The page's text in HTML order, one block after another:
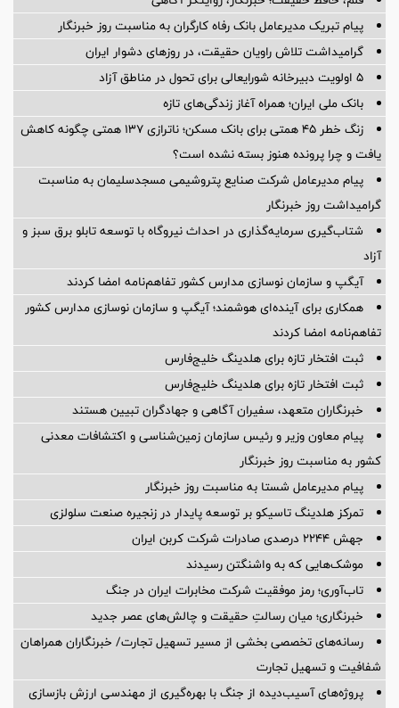
پیام تبریک مدیرعامل بانک رفاه کارگران به مناسبت روز خبرنگار
گرامیداشت تلاش راویان حقیقت، در روزهای دشوار ایران
5 اولویت دبیرخانه شورایعالی برای تحول در مناطق آزاد
بانک ملی ایران؛ همراه آغاز زندگی‌های تازه
زنگ خطر ۴۵ همتی برای بانک مسکن؛ ناترازی ۱۳۷ همتی چگونه کاهش
یافت و چرا پرونده هنوز بسته نشده است؟
پیام مدیرعامل شركت صنایع پتروشیمی مسجدسلیمان به مناسبت
گرامیداشت روز خبرنگار
شتاب‌گیری سرمایه‌گذاری در احداث نیروگاه با توسعه تابلو برق سبز و
آزاد
آیگپ و سازمان نوسازی مدارس کشور تفاهم‌نامه امضا کردند
همکاری برای آینده‌ای هوشمند؛ آیگپ و سازمان نوسازی مدارس کشور
تفاهم‌نامه امضا کردند
ثبت افتخار تازه برای هلدینگ خلیج‌فارس
ثبت افتخار تازه برای هلدینگ خلیج‌فارس
خبرنگاران متعهد، سفیران آگاهی و جهادگران تبیین هستند
پیام معاون وزیر و رئیس سازمان زمین‌شناسی و اکتشافات معدنی
کشور به مناسبت روز خبرنگار
پیام مدیرعامل شستا به مناسبت روز خبرنگار
تمرکز هلدینگ تاسیکو بر توسعه پایدار در زنجیره صنعت سلولزی
جهش ۲۲۴۴ درصدی صادرات شرکت کربن ایران
موشک‌هایی که به واشنگتن رسیدند
تاب‌آوری؛ رمز موفقیت شرکت مخابرات ایران در جنگ
خبرنگاری؛ میان رسالتِ حقیقت و چالش‌های عصر جدید
رسانه‌های تخصصی بخشی از مسیر تسهیل تجارت/ خبرنگاران همراهان
شفافیت و تسهیل تجارت
پروژه‌های آسیب‌دیده از جنگ با بهره‌گیری از مهندسی ارزش بازسازی